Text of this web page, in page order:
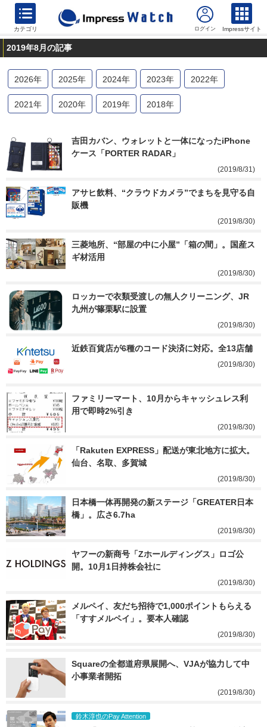
カテゴリ Impressサイト
2019年8月の記事
2026年 2025年 2024年 2023年 2022年
2021年 2020年 2019年 2018年
吉田カバン、ウォレットと一体になったiPhone
ケース「PORTER RADAR」
(2019/8/31)
アサヒ飲料、“クラウドカメラ”でまちを見守る自
販機
(2019/8/30)
三菱地所、“部屋の中に小屋”「箱の間」。国産ス
ギ材活用
(2019/8/30)
ロッカーで衣類受渡しの無人クリーニング、JR
九州が篠栗駅に設置
(2019/8/30)
近鉄百貨店が6種のコード決済に対応。全13店舗
(2019/8/30)
ファミリーマート、10月からキャッシュレス利
用で即時2%引き
(2019/8/30)
「Rakuten EXPRESS」配送が東北地方に拡大。
仙台、名取、多賀城
(2019/8/30)
日本橋一体再開発の新ステージ「GREATER日本
橋」。広さ6.7ha
(2019/8/30)
ヤフーの新商号「Zホールディングス」ロゴ公
開。10月1日持株会社に
(2019/8/30)
メルペイ、友だち招待で1,000ポイントもらえる
「すすメルペイ」。要本人確認
(2019/8/30)
Squareの全都道府県展開へ、VJAが協力して中
小事業者開拓
(2019/8/30)
鈴木淳也のPay Attention